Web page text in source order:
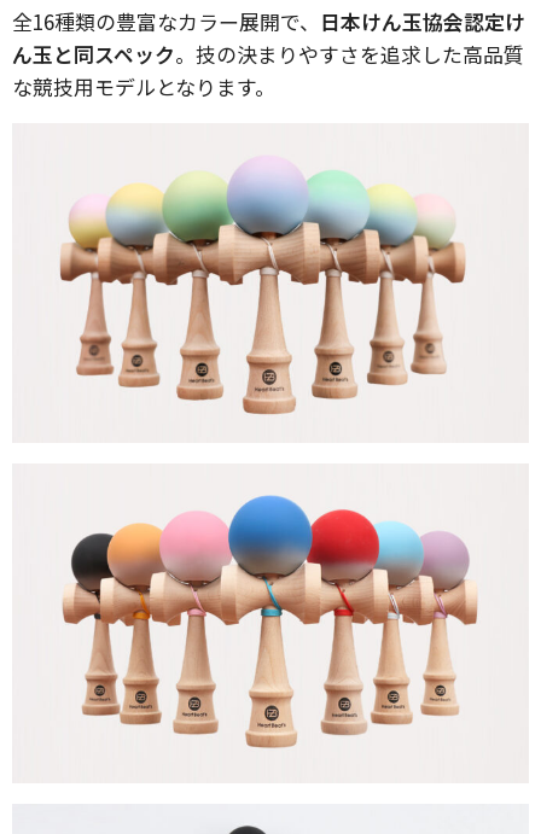
全16種類の豊富なカラー展開で、 日本けん玉協会認定け
ん玉と同スペック。技の決まりやすさを追求した高品質
な競技用モデルとなります。